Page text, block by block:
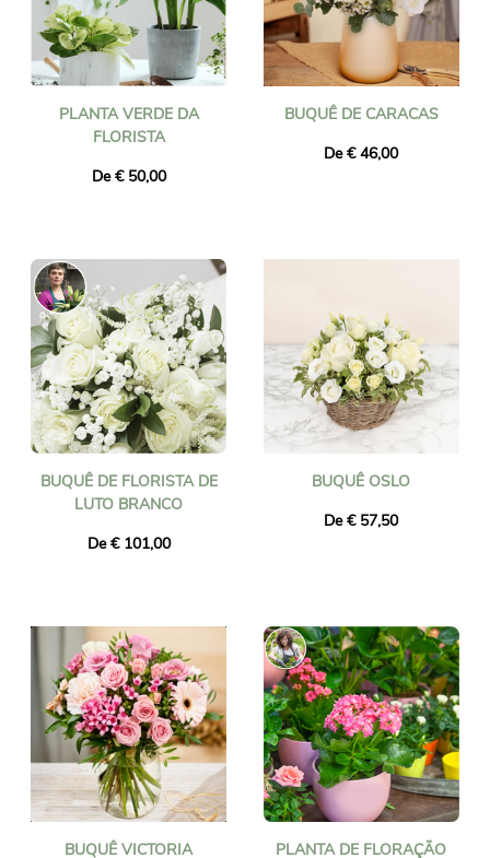
PLANTA VERDE DA
FLORISTA
De € 50,00
BUQUÊ DE CARACAS
De € 46,00
BUQUÊ DE FLORISTA DE
LUTO BRANCO
De € 101,00
BUQUÊ OSLO
De € 57,50
BUQUÊ VICTORIA PLANTA DE FLORAÇÃO